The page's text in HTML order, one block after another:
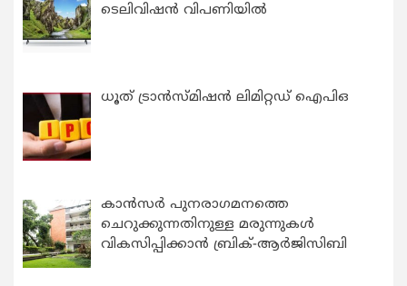
ടെലിവിഷൻ വിപണിയിൽ
ധൂത് ട്രാൻസ്മിഷൻ ലിമിറ്റഡ് ഐപിഒ
കാന്‍സര്‍ പുനരാഗമനത്തെ
ചെറുക്കുന്നതിനുള്ള മരുന്നുകള്‍
വികസിപ്പിക്കാന്‍ ബ്രിക്-ആര്‍ജിസിബി